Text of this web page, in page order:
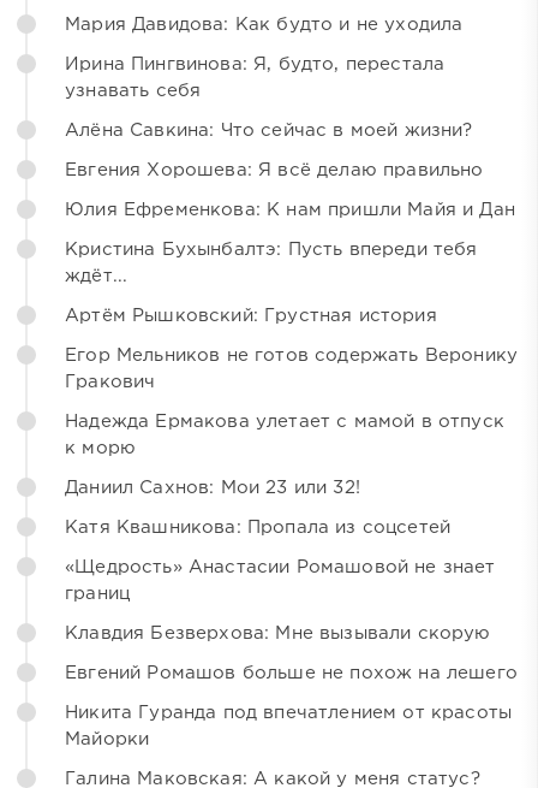
Мария Давидова: Как будто и не уходила
Ирина Пингвинова: Я, будто, перестала
узнавать себя
Алёна Савкина: Что сейчас в моей жизни?
Евгения Хорошева: Я всё делаю правильно
Юлия Ефременкова: К нам пришли Майя и Дан
Кристина Бухынбалтэ: Пусть впереди тебя
ждёт...
Артём Рышковский: Грустная история
Егор Мельников не готов содержать Веронику
Гракович
Надежда Ермакова улетает с мамой в отпуск
к морю
Даниил Сахнов: Мои 23 или 32!
Катя Квашникова: Пропала из соцсетей
«Щедрость» Анастасии Ромашовой не знает
границ
Клавдия Безверхова: Мне вызывали скорую
Евгений Ромашов больше не похож на лешего
Никита Гуранда под впечатлением от красоты
Майорки
Галина Маковская: А какой у меня статус?